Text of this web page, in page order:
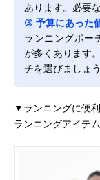
あります。必要
③ 予算にあった
ランニングポー
が多くあります
チを選びましょう
▼ランニングに便
ランニングアイテ